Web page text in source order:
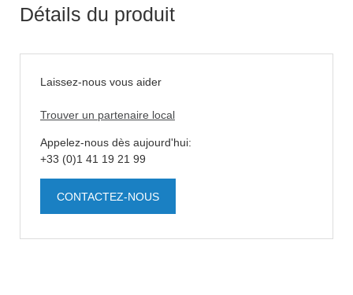
Détails du produit
Laissez-nous vous aider
Trouver un partenaire local
Appelez-nous dès aujourd'hui:
+33 (0)1 41 19 21 99
CONTACTEZ-NOUS